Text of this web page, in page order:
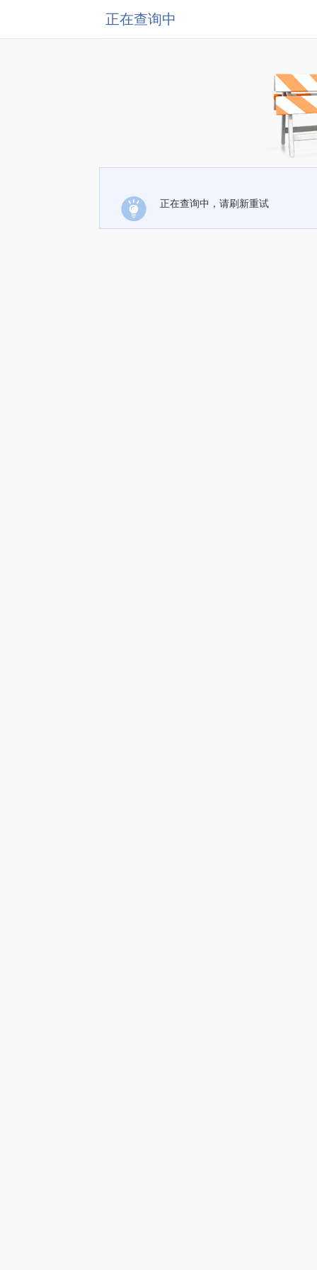
正在查询中
正在查询中，请刷新重试